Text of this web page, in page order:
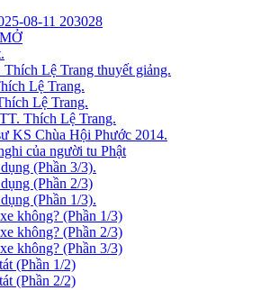
Lệ Trang thuyết giảng.
Lệ Trang.
Lệ Trang.
Thích Lệ Trang.
KS Chùa Hội Phước 2014.
của người tu Phật
(Phần 3/3).
(Phần 2/3)
(Phần 1/3).
không? (Phần 1/3)
không? (Phần 2/3)
không? (Phần 3/3)
(Phần 1/2)
(Phần 2/2)